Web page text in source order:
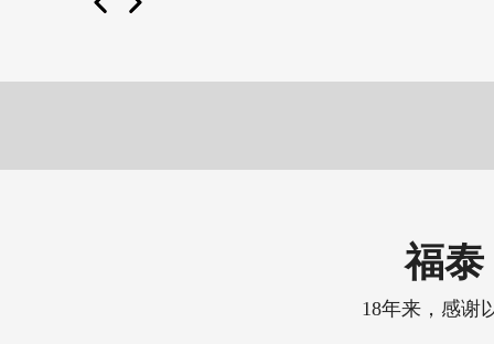
福泰
18年来，感谢